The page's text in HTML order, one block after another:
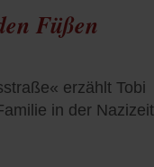
Füßen
erzählt Tobi
in der